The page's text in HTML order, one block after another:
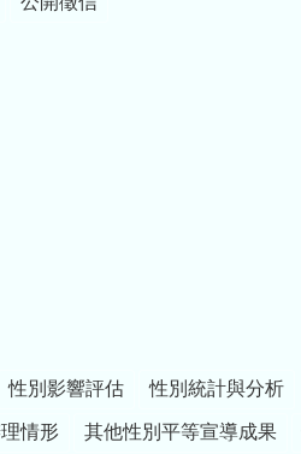
性別影響評估 性別統計與分析
情形 其他性別平等宣導成果